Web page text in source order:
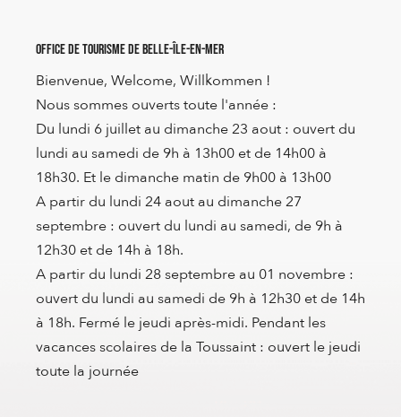
Office de Tourisme de Belle-Île-en-Mer
Bienvenue, Welcome, Willkommen !
Nous sommes ouverts toute l'année :
Du lundi 6 juillet au dimanche 23 aout : ouvert du
lundi au samedi de 9h à 13h00 et de 14h00 à
18h30. Et le dimanche matin de 9h00 à 13h00
A partir du lundi 24 aout au dimanche 27
septembre : ouvert du lundi au samedi, de 9h à
12h30 et de 14h à 18h.
A partir du lundi 28 septembre au 01 novembre :
ouvert du lundi au samedi de 9h à 12h30 et de 14h
à 18h. Fermé le jeudi après-midi. Pendant les
vacances scolaires de la Toussaint : ouvert le jeudi
toute la journée